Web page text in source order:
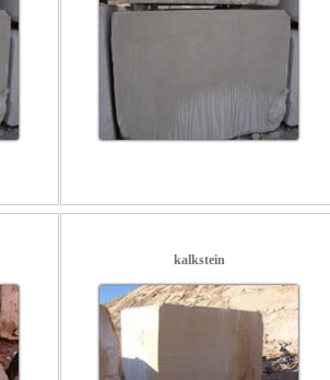
kalkstein